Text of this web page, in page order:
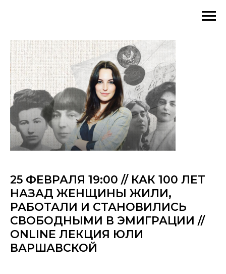
25 ФЕВРАЛЯ 19:00 // КАК 100 ЛЕТ
НАЗАД ЖЕНЩИНЫ ЖИЛИ,
РАБОТАЛИ И СТАНОВИЛИСЬ
СВОБОДНЫМИ В ЭМИГРАЦИИ //
ONLINE ЛЕКЦИЯ ЮЛИ
ВАРШАВСКОЙ